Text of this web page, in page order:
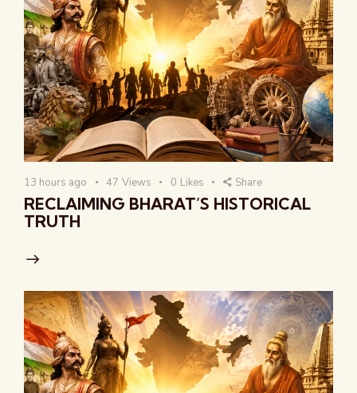
13 hours ago 47 Views 0 Likes Share
RECLAIMING BHARAT’S HISTORICAL
TRUTH